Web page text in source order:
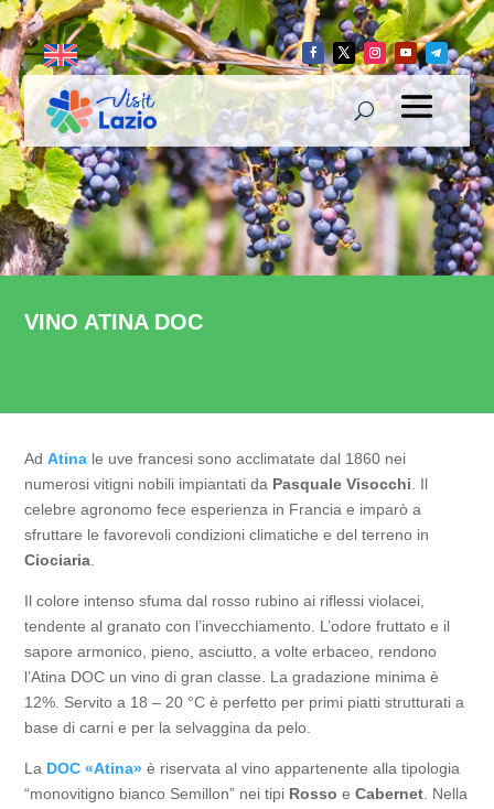
VINO ATINA DOC
AdAtina le uve francesi sono acclimatate dal 1860 nei
numerosi vitigni nobili impiantati da Pasquale Visocchi . Il
celebre agronomo fece esperienza in Francia e imparò a
sfruttare le favorevoli condizioni climatiche e del terreno in
Ciociaria
Il colore intenso sfuma dal rosso rubino ai riflessi violacei,
tendente al granato con l’invecchiamento. L’odore fruttato e il
sapore armonico, pieno, asciutto, a volte erbaceo, rendono
l’Atina DOC un vino di gran classe. La gradazione minima è
12%. Servito a 18 – 20 °C è perfetto per primi piatti strutturati a
base di carni e per la selvaggina da pelo.
La DOC «Atina» è riservata al vino appartenente alla tipologia
“monovitigno bianco Semillon” nei tipi Rosso eCabernet . Nella